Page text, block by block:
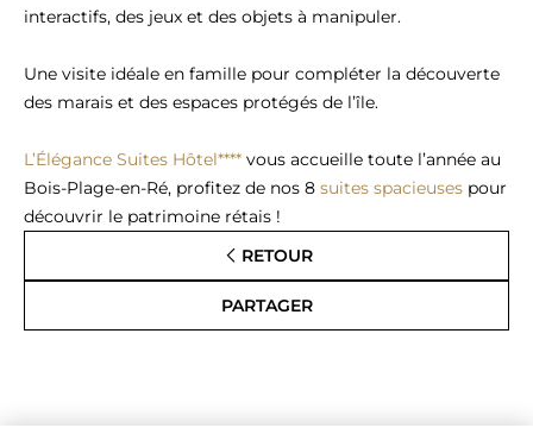
interactifs, des jeux et des objets à manipuler.
Une visite idéale en famille pour compléter la découverte
des marais et des espaces protégés de l’île.
L’Élégance Suites Hôtel**** vous accueille toute l’année au
Bois-Plage-en-Ré, profitez de nos 8 suites spacieuses pour
découvrir le patrimoine rétais !
RETOUR
PARTAGER